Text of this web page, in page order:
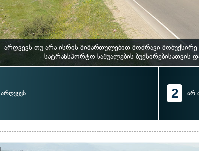
არღვევს თუ არა ისრის მიმართულებით მოძრავი
სატრანსპორტო საშუალების ბუქსირებისათვის
არღვევს 2 არ